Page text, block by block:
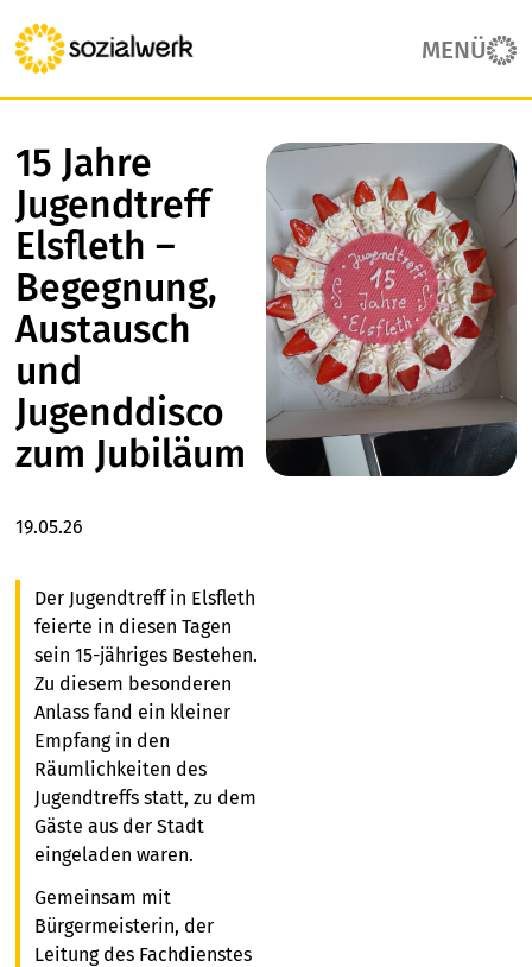
MENÜ
15 Jahre
Jugendtreff
Elsfleth –
Begegnung,
Austausch
und
Jugenddisco
zum Jubiläum
19.05.26
Der Jugendtreff in Elsfleth
feierte in diesen Tagen
sein 15-jähriges Bestehen.
Zu diesem besonderen
Anlass fand ein kleiner
Empfang in den
Räumlichkeiten des
Jugendtreffs statt, zu dem
Gäste aus der Stadt
eingeladen waren.
Gemeinsam mit
Bürgermeisterin, der
Leitung des Fachdienstes